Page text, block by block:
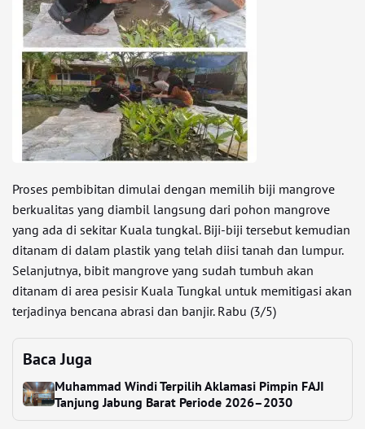
Proses pembibitan dimulai dengan memilih biji mangrove
berkualitas yang diambil langsung dari pohon mangrove
yang ada di sekitar Kuala tungkal. Biji-biji tersebut kemudian
ditanam di dalam plastik yang telah diisi tanah dan lumpur.
Selanjutnya, bibit mangrove yang sudah tumbuh akan
ditanam di area pesisir Kuala Tungkal untuk memitigasi akan
terjadinya bencana abrasi dan banjir. Rabu (3/5)
Baca Juga
Muhammad Windi Terpilih Aklamasi Pimpin FAJI
Tanjung Jabung Barat Periode 2026–2030